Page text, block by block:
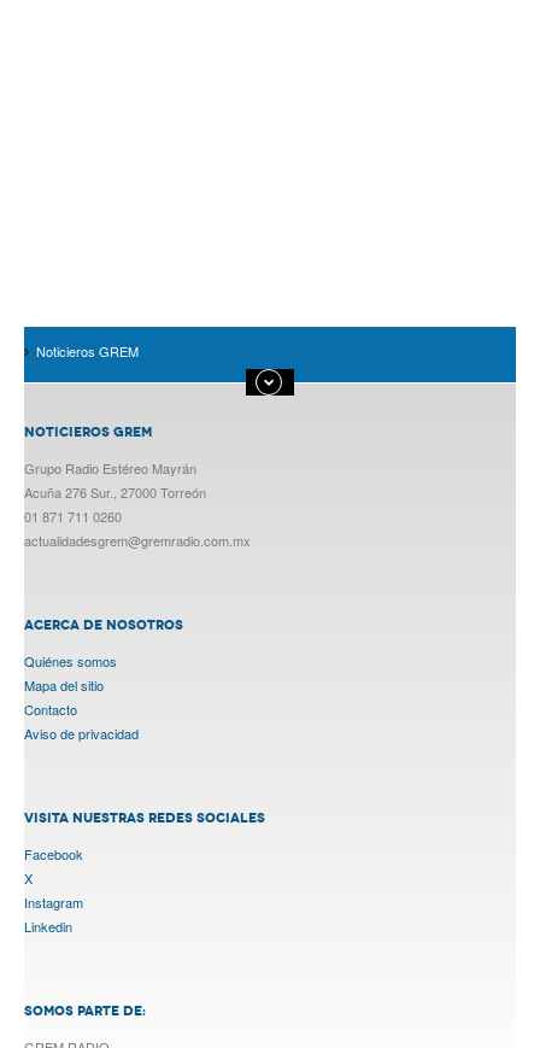
Noticieros GREM
NOTICIEROS GREM
Grupo Radio Estéreo Mayrán
Acuña 276 Sur., 27000 Torreón
01 871 711 0260
actualidadesgrem@gremradio.com.mx
ACERCA DE NOSOTROS
Quiénes somos
Mapa del sitio
Contacto
Aviso de privacidad
VISITA NUESTRAS REDES SOCIALES
Facebook
X
Instagram
Linkedin
SOMOS PARTE DE: